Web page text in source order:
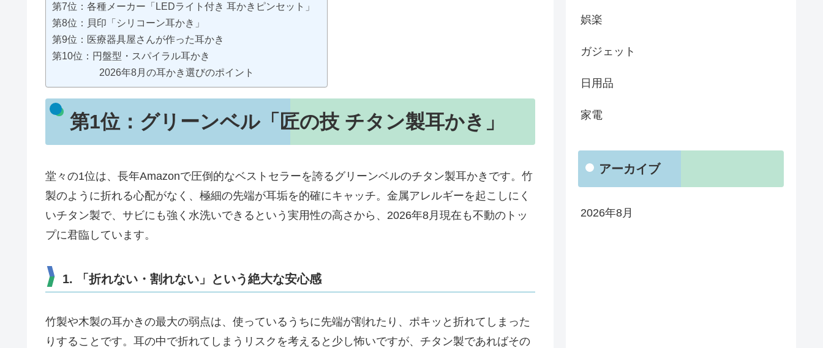
第7位：各種メーカー「LEDライト付き 耳かきピンセット」
第8位：貝印「シリコーン耳かき」
第9位：医療器具屋さんが作った耳かき
第10位：円盤型・スパイラル耳かき
2026年8月の耳かき選びのポイント
第1位： グリーンベル「匠の技 チタン製耳かき」
堂々の1位は、長年Amazonで圧倒的なベストセラーを誇るグリーンベルのチタン製耳かきです。竹
製のように折れる心配がなく、極細の先端が耳垢を的確にキャッチ。金属アレルギーを起こしにく
いチタン製で、サビにも強く水洗いできるという実用性の高さから、2026年8月現在も不動のトッ
プに君臨しています。
1. 「折れない・割れない」という絶大な安心感
竹製や木製の耳かきの最大の弱点は、使っているうちに先端が割れたり、ポキッと折れてしまった
りすることです。耳の中で折れてしまうリスクを考えると少し怖いですが、チタン製であればその
娯楽
ガジェット
日用品
家電
アーカイブ
2026年8月